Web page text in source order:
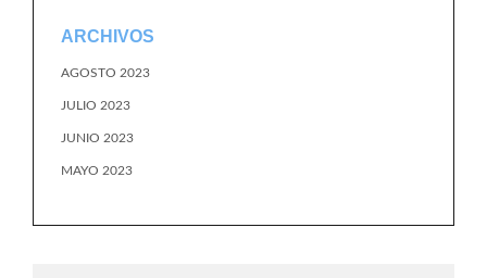
ARCHIVOS
AGOSTO 2023
JULIO 2023
JUNIO 2023
MAYO 2023